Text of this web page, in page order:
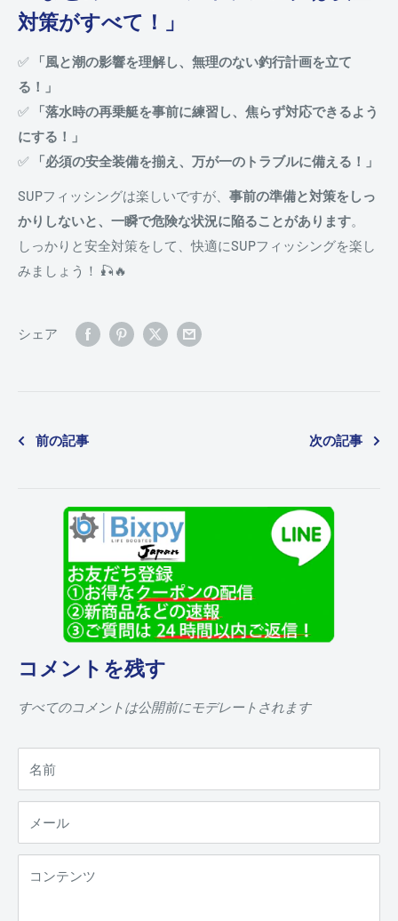
対策がすべて！」
✅
「風と潮の影響を理解し、無理のない釣行計画を立て
る！」
✅
「落水時の再乗艇を事前に練習し、焦らず対応できるよう
にする！」
✅
「必須の安全装備を揃え、万が一のトラブルに備える！」
SUPフィッシングは楽しいですが、 事前の準備と対策をしっ
かりしないと、一瞬で危険な状況に陥ることがあります。
しっかりと安全対策をして、快適にSUPフィッシングを楽し
みましょう！ 🎣🔥
シェア
前の記事 次の記事
コメントを残す
すべてのコメントは公開前にモデレートされます
名前
メール
コンテンツ